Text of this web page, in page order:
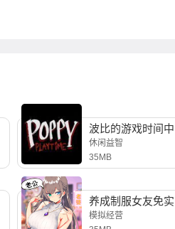
休闲益智
35MB
模拟经营